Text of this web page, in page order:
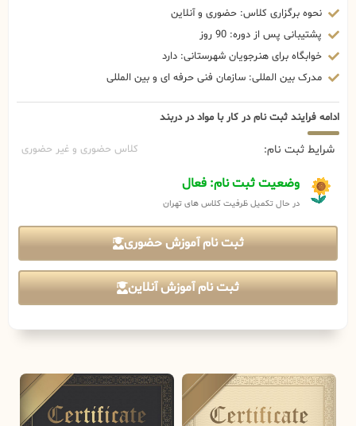
نحوه برگزاری کلاس: حضوری و آنلاین
پشتیبانی پس از دوره: 90 روز
خوابگاه برای هنرجویان شهرستانی: دارد
مدرک بین المللی: سازمان فنی حرفه ای و بین المللی
ادامه فرایند ثبت نام در کار با مواد در دربند
شرایط ثبت نام: کلاس حضوری و غیر حضوری
وضعیت ثبت نام: فعال
در حال تکمیل ظرفیت کلاس های تهران
ثبت نام آموزش حضوری
ثبت نام آموزش آنلاین